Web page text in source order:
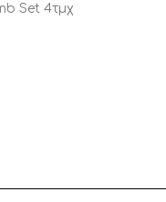
Set 4τμχ